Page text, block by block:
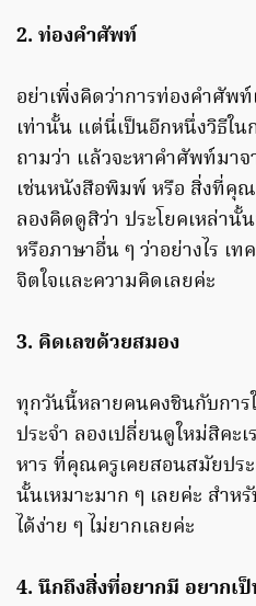
2. ท่องคำศัพท์
อย่าเพิ่งคิดว่าการท่องคำศัพ
เท่านั้น แต่นี่เป็นอีกหนึ่งวิธีใ
ถามว่า แล้วจะหาคำศัพท์มาจ
เช่นหนังสือพิมพ์ หรือ สิ่งที่คุณ
ลองคิดดูสิว่า ประโยคเหล่า
หรือภาษาอื่น ๆ ว่าอย่างไร เ
จิตใจและความคิดเลยค่ะ
3. คิดเลขด้วยสมอง
ทุกวันนี้หลายคนคงชินกับการ
ประจำ ลองเปลี่ยนดูใหม่สิคะ
หาร ที่คุณครูเคยสอนสมัยประ
นั้นเหมาะมาก ๆ เลยค่ะ สำห
ได้ง่าย ๆ ไม่ยากเลยค่ะ
4. นึกถึงสิ่งที่อยากมี อยากเ